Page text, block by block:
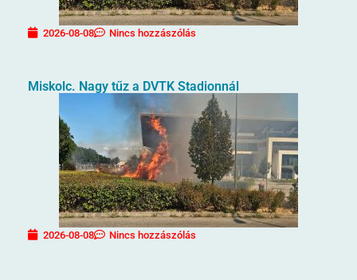
2026-08-08 Nincs hozzászólás
Miskolc. Nagy tűz a DVTK Stadionnál
2026-08-08 Nincs hozzászólás